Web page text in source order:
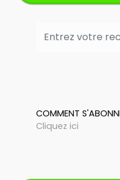
COMMENT
Cliquez ici